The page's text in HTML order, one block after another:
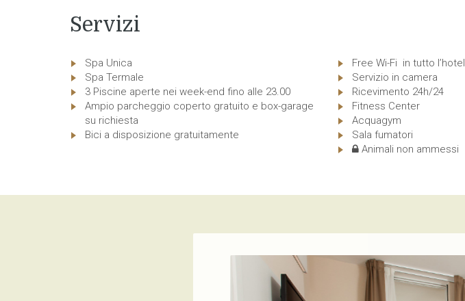
Servizi
Spa Unica
Spa Termale
3 Piscine aperte nei week-end fino alle 23.00
Ampio parcheggio coperto gratuito e box-garage
su richiesta
Bici a disposizione gratuitamente
Free Wi-Fi in tutto l’hotel
Servizio in camera
Ricevimento 24h/24
Fitness Center
Acquagym
Sala fumatori
Animali non ammessi